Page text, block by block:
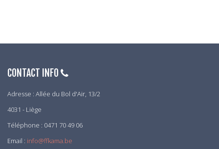
CONTACT INFO
Adresse : Allée du Bol d'Air, 13/2
4031 - Liège
Téléphone : 0471 70 49 06
Email : info@ffkama.be